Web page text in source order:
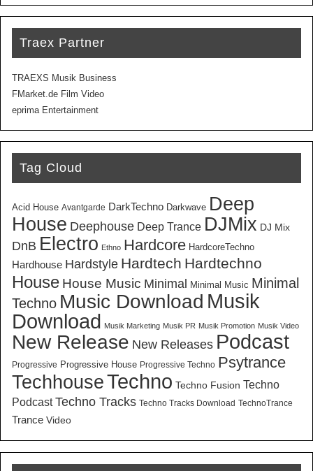
Traex Partner
TRAEXS Musik Business
FMarket.de Film Video
eprima Entertainment
Tag Cloud
Acid House Avantgarde DarkTechno Darkwave Deep
House Deephouse Deep Trance DJMix DJ Mix
DnB Electro Ethno Hardcore HardcoreTechno
Hardhouse Hardstyle Hardtech Hardtechno
House House Music Minimal Minimal Music Minimal
Techno Music Download Musik
Download Musik Marketing Musik PR Musik Promotion Musik Video
New Release New Releases Podcast
Progressive Progressive House Progressive Techno Psytrance
TechhouseTechno Techno Fusion Techno
Podcast Techno Tracks Techno Tracks Download TechnoTrance
Trance Video